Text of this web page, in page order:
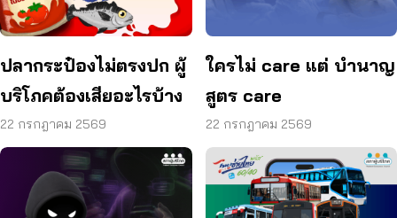
ปลากระป๋องไม่ตรงปก ผู้
บริโภคต้องเสียอะไรบ้าง
22 กรกฎาคม 2569
ใครไม่ care แต่ บำนาญ
สูตร care
22 กรกฎาคม 2569